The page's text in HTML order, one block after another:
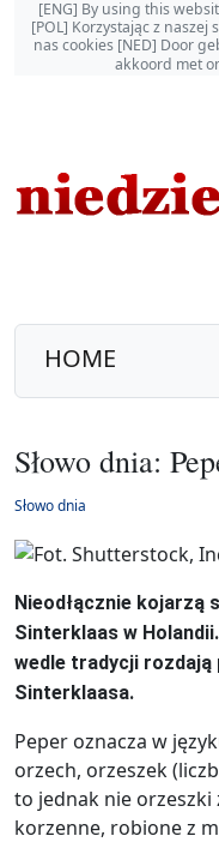
[ENG] By using this
[POL] Korzystając z
nas cookies [NED] Door
akkoord met
HOME
Słowo dnia:
Słowo dnia
Nieodłącznie kojarzą
Sinterklaas w
wedle tradycji
Sinterklaasa.
Peper oznacza w
orzech, orzeszek
to jednak nie orzeszki
korzenne, robione z